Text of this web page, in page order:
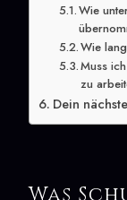
Wie
Wie
Muss
zu
Dein
Was